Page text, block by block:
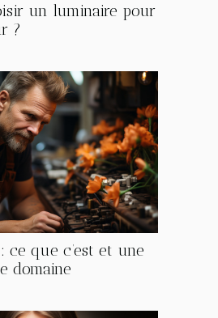
un luminaire pour
?
ce que c’est et une
domaine